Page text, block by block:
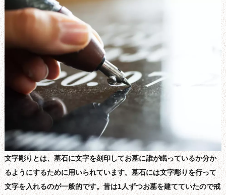
スタッフ紹介
よくある質問
会社概要
お問い合わせフォーム
サイトマップ
文字彫りとは、墓石に文字を刻印してお墓に誰が眠っているか分か
るようにするために用いられています。墓石には文字彫りを行って
文字を入れるのが一般的です。昔は1人ずつお墓を建てていたので戒